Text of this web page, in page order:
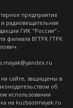
предприятие
и радиовещательная
ГИК "Россия" -
филиала ВГТРК ГТРК
сайте, защищены в
об
использовании
на kuzbassmayak.ru